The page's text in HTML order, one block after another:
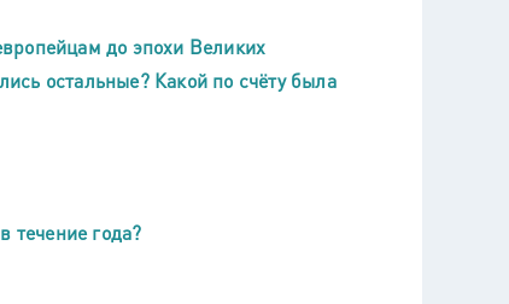
до эпохи Великих
остальные? Какой по счёту была
течение года?